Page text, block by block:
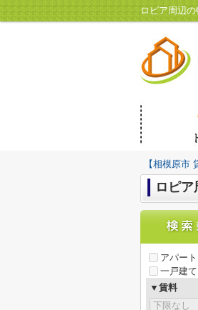
ロピア周辺
【相模原市
ロピ
アパート
一戸建て
▼賃料